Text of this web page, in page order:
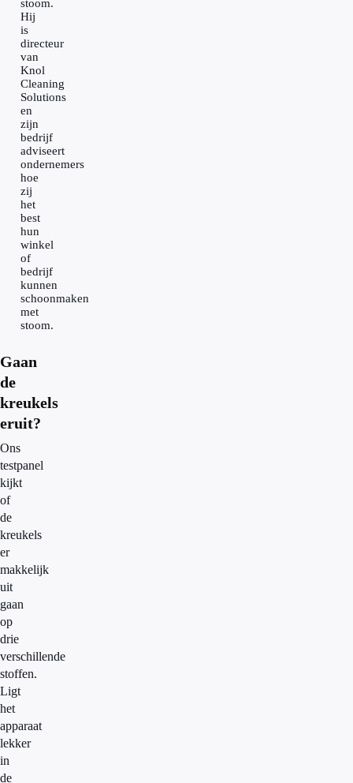
stoom.
Hij
is
directeur
van
Knol
Cleaning
Solutions
en
zijn
bedrijf
adviseert
ondernemers
hoe
zij
het
best
hun
winkel
of
bedrijf
kunnen
schoonmaken
met
stoom.
Gaan
de
kreukels
eruit?
Ons
testpanel
kijkt
of
de
kreukels
er
makkelijk
uit
gaan
op
drie
verschillende
stoffen.
Ligt
het
apparaat
lekker
in
de